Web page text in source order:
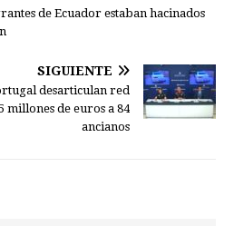
de Ecuador estaban hacinados
SIGUIENTE
desarticulan red
millones de euros a 84
ancianos